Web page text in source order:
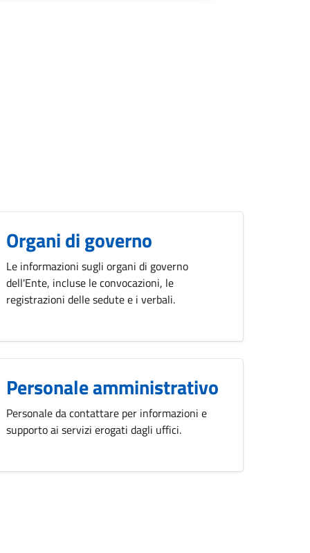
Organi di governo
Le informazioni sugli organi di governo
dell'Ente, incluse le convocazioni, le
registrazioni delle sedute e i verbali.
Personale amministrativo
Personale da contattare per informazioni e
supporto ai servizi erogati dagli uffici.